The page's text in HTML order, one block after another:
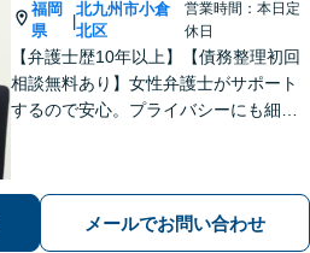
福岡
県
|
北九州市小倉
北区
営業時間：本日定
休日
【弁護士歴10年以上】【債務整理初回
相談無料あり】女性弁護士がサポート
するので安心。プライバシーにも細心
い。【完全個室で相談】【駐車場あ
り】
メールでお問い合わせ